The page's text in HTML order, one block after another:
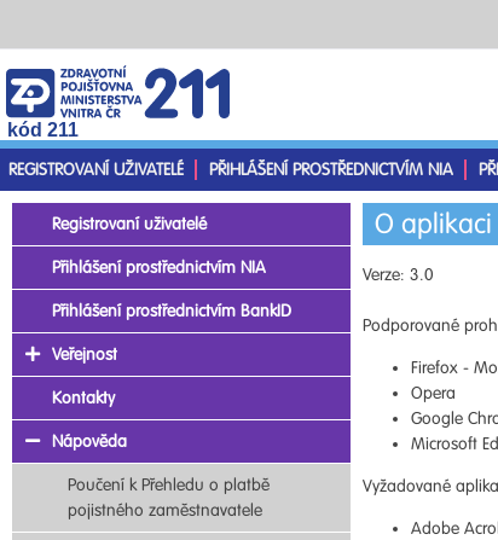
kód 211
REGISTROVANÍ UŽIVATELÉ
PŘIHLÁŠENÍ PROSTŘEDNICTVÍM NIA
O aplikaci
Verze: 3.0
Podporované
Firefox -
Opera
Google
Microsoft
Vyžadované
Adobe
Registrovaní uživatelé
Přihlášení prostřednictvím NIA
Přihlášení prostřednictvím BankID
Veřejnost
Kontakty
Nápověda
Poučení k Přehledu o platbě
pojistného zaměstnavatele